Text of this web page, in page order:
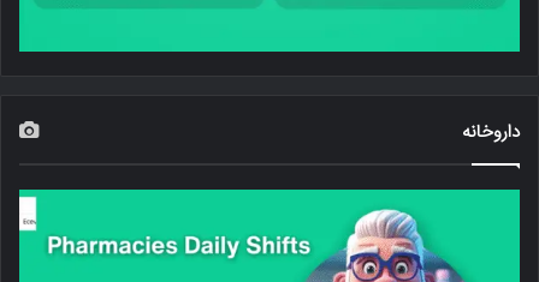
داروخانه